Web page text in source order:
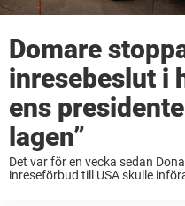
Domare
inresebeslut i
ens
lagen”
Det var för en vecka sedan
inreseförbud till USA skulle